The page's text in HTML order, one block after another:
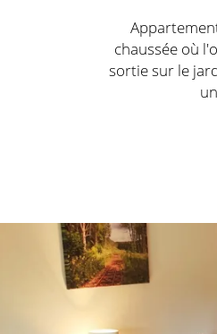
chaussée où
sortie sur le